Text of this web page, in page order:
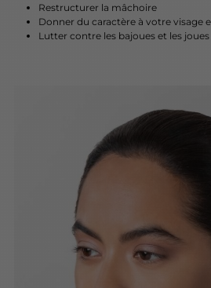
Restructurer la mâchoire
Donner du caractère à votre visage
Lutter contre les bajoues et les